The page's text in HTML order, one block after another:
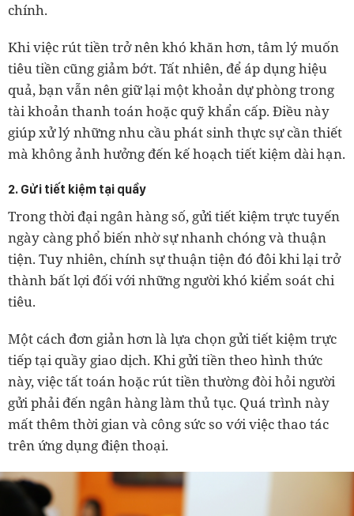
chính.
Khi việc rút tiền trở nên khó khăn hơn, tâm lý muốn
tiêu tiền cũng giảm bớt. Tất nhiên, để áp dụng hiệu
quả, bạn vẫn nên giữ lại một khoản dự phòng trong
tài khoản thanh toán hoặc quỹ khẩn cấp. Điều này
giúp xử lý những nhu cầu phát sinh thực sự cần thiết
mà không ảnh hưởng đến kế hoạch tiết kiệm dài hạn.
2. Gửi tiết kiệm tại quầy
Trong thời đại ngân hàng số, gửi tiết kiệm trực tuyến
ngày càng phổ biến nhờ sự nhanh chóng và thuận
tiện. Tuy nhiên, chính sự thuận tiện đó đôi khi lại trở
thành bất lợi đối với những người khó kiểm soát chi
tiêu.
Một cách đơn giản hơn là lựa chọn gửi tiết kiệm trực
tiếp tại quầy giao dịch. Khi gửi tiền theo hình thức
này, việc tất toán hoặc rút tiền thường đòi hỏi người
gửi phải đến ngân hàng làm thủ tục. Quá trình này
mất thêm thời gian và công sức so với việc thao tác
trên ứng dụng điện thoại.